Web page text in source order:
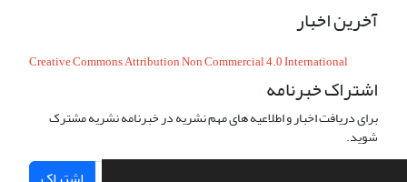
آخرین اخبار
Creative Commons Attribution Non Commercial 4.0 International
اشتراک خبرنامه
برای دریافت اخبار و اطلاعیه های مهم نشریه در خبرنامه نشریه مشترک
شوید.